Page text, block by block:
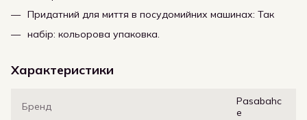
Придатний для миття в посудомийних машинах: Так
набір: кольорова упаковка.
Характеристики
Бренд
Pasabahc
e